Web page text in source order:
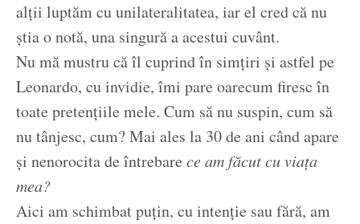
alții luptăm cu unilateralitatea, iar el cred că nu
știa o notă, una singură a acestui cuvânt.
Nu mă mustru că îl cuprind în simțiri și astfel pe
Leonardo, cu invidie, îmi pare oarecum firesc în
toate pretențiile mele. Cum să nu suspin, cum să
nu tânjesc, cum? Mai ales la 30 de ani când apare
și nenorocita de întrebare ce am făcut cu viața
mea?
Aici am schimbat puțin, cu intenție sau fără, am